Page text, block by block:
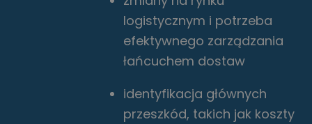
logistycznym i potrzeba
efektywnego zarządzania
łańcuchem dostaw
identyfikacja głównych
przeszkód, takich jak koszty